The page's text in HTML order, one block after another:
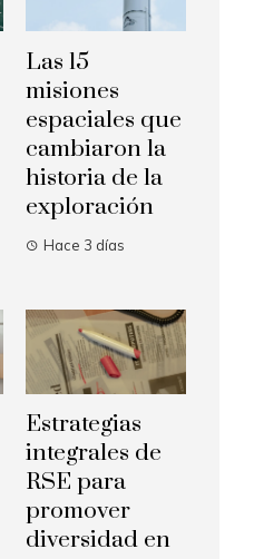
Las 15
misiones
espaciales que
cambiaron la
historia de la
exploración
Hace 3 días
Estrategias
integrales de
RSE para
promover
diversidad en